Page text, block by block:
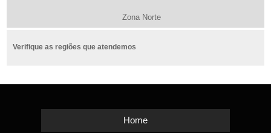
Zona Norte
Verifique as regiões que atendemos
Home